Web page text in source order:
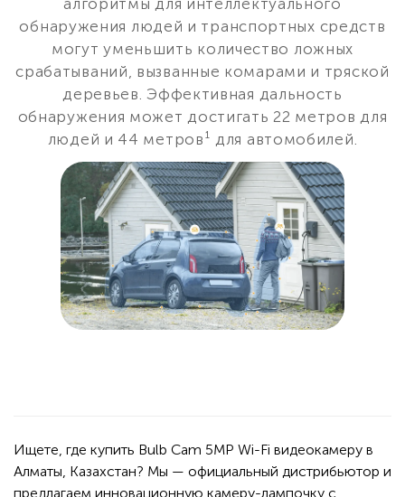
алгоритмы для интеллектуального
обнаружения людей и транспортных средств
могут уменьшить количество ложных
срабатываний, вызванные комарами и тряской
деревьев. Эффективная дальность
обнаружения может достигать 22 метров для
людей и 44 метров¹ для автомобилей.
Ищете, где купить Bulb Cam 5MP Wi-Fi видеокамеру в
Алматы, Казахстан? Мы — официальный дистрибьютор и
предлагаем инновационную камеру-лампочку с